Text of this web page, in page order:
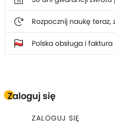
Zaloguj się
ZALOGUJ SIĘ
Rozpocznij naukę teraz,
Polska obsługa i faktura
W cenie szkolenia
Płacisz raz, wracasz kiedy